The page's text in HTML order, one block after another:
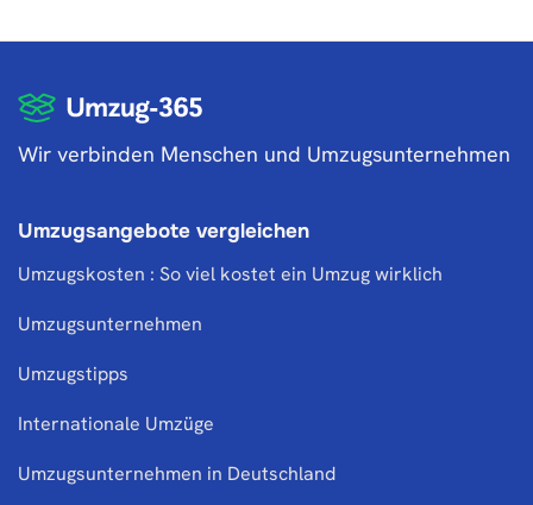
Wir verbinden Menschen und Umzugsunternehmen
Umzugsangebote vergleichen
Umzugskosten : So viel kostet ein Umzug wirklich
Umzugsunternehmen
Umzugstipps
Internationale Umzüge
Umzugsunternehmen in Deutschland